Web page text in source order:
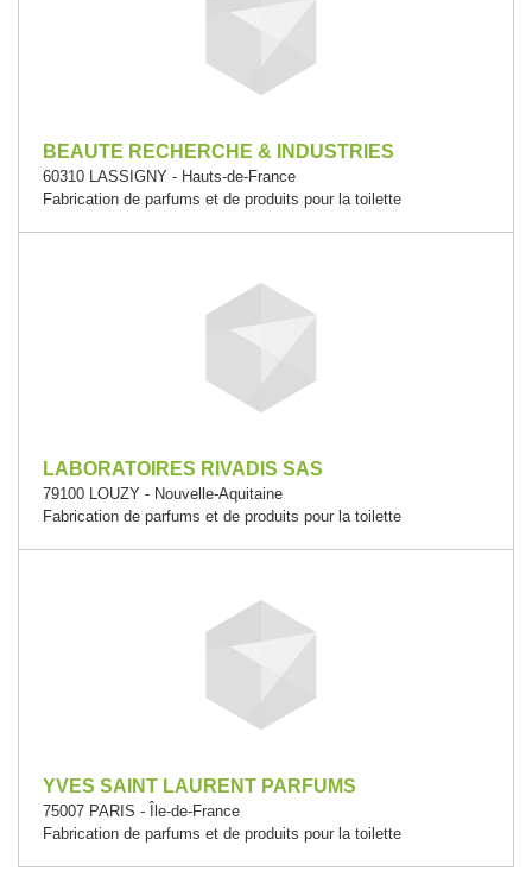
BEAUTE RECHERCHE & INDUSTRIES
60310 LASSIGNY - Hauts-de-France
Fabrication de parfums et de produits pour la toilette
LABORATOIRES RIVADIS SAS
79100 LOUZY - Nouvelle-Aquitaine
Fabrication de parfums et de produits pour la toilette
YVES SAINT LAURENT PARFUMS
75007 PARIS - Île-de-France
Fabrication de parfums et de produits pour la toilette